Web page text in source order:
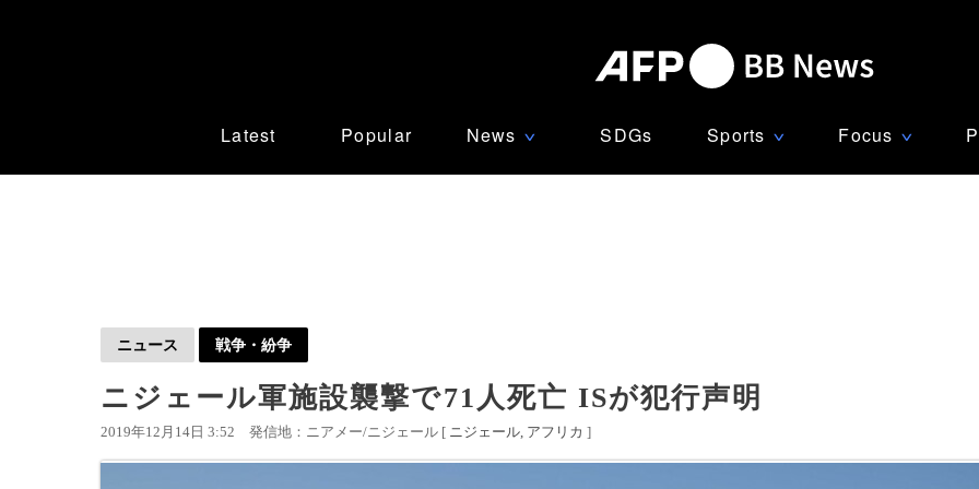
Latest Popular News ∨ SDGs Sports ∨ Focus ∨
ニュース 戦争・紛争
ニジェール軍施設襲撃で71人死亡 ISが犯行声明
2019年12月14日 3:52 発信地：ニアメー/ニジェール [ ニジェール アフリカ ]